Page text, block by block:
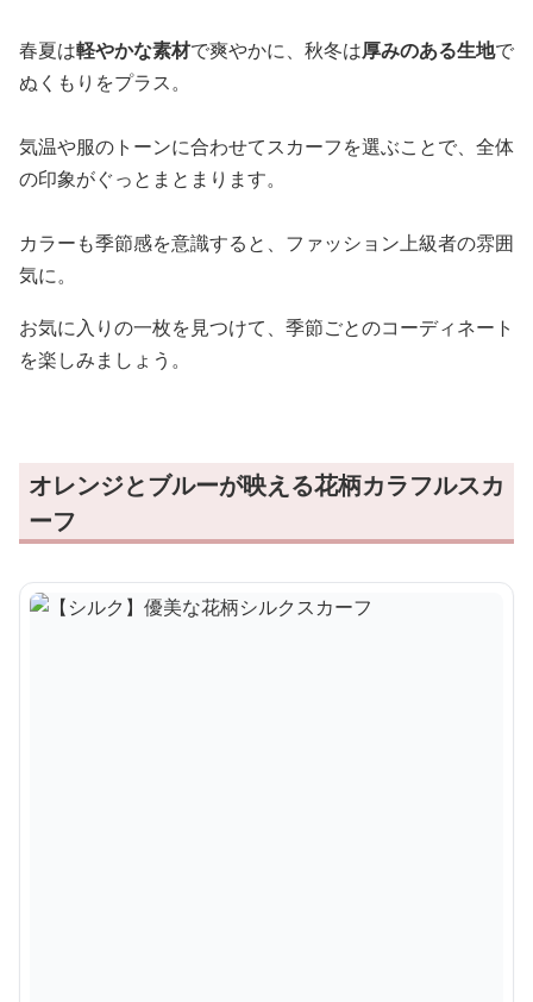
春夏は軽やかな素材で爽やかに、秋冬は厚みのある生地で
ぬくもりをプラス。
気温や服のトーンに合わせてスカーフを選ぶことで、全体
の印象がぐっとまとまります。
カラーも季節感を意識すると、ファッション上級者の雰囲
気に。
お気に入りの一枚を見つけて、季節ごとのコーディネート
を楽しみましょう。
オレンジとブルーが映える花柄カラフルスカ
ーフ